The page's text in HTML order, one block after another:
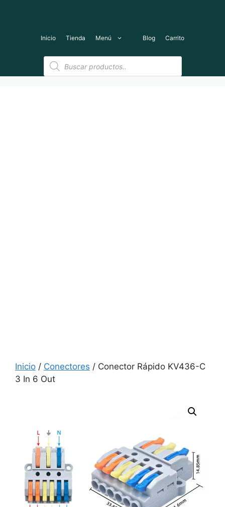
Inicio Tienda Menú Blog Carrito
Búsqueda
de
productos
Inicio / Conectores / Conector Rápido KV436-C
3 In 6 Out